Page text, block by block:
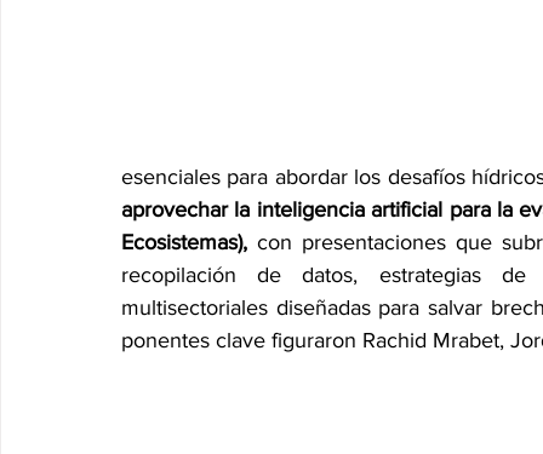
esenciales para abordar los desafíos
aprovechar la inteligencia artificial para la
Ecosistemas), con presentaciones que
recopilación de datos, estrategias
multisectoriales diseñadas para salvar
ponentes clave figuraron Rachid Mrabet,